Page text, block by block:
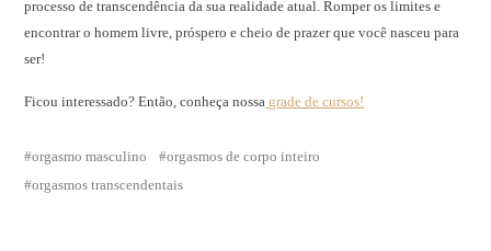
processo de transcendência da sua realidade atual. Romper os limites e
encontrar o homem livre, próspero e cheio de prazer que você nasceu para
ser!
Ficou interessado? Então, conheça nossa grade de cursos!
orgasmo masculino
orgasmos de corpo inteiro
orgasmos transcendentais